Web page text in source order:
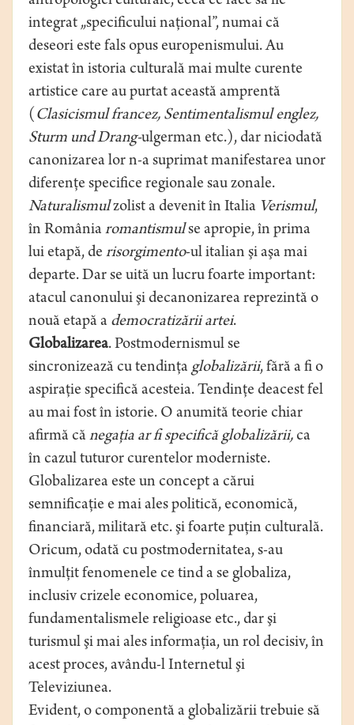
integrat „specificului naţional”, numai că
deseori este fals opus europenismului. Au
existat în istoria culturală mai multe curente
artistice care au purtat această amprentă
( Clasicismul francez, Sentimentalismul englez,
Sturm und Drang-ulgerman etc.), dar niciodată
canonizarea lor n-a suprimat manifestarea unor
diferenţe specifice regionale sau zonale.
Naturalismulzolist a devenit în Italia Verismul,
în România romantismulse apropie, în prima
lui etapă, de risorgimento-ul italian şi aşa mai
departe. Dar se uită un lucru foarte important:
atacul canonului şi decanonizarea reprezintă o
nouă etapă a democratizării artei.
Globalizarea. Postmodernismul se
sincronizează cu tendinţa globalizării, fără a fi o
aspiraţie specifică acesteia. Tendinţe deacest fel
au mai fost în istorie. O anumită teorie chiar
afirmă că negaţia ar fi specifică globalizării, ca
în cazul tuturor curentelor moderniste.
Globalizarea este un concept a cărui
semnificaţie e mai ales politică, economică,
financiară, militară etc. şi foarte puţin culturală.
Oricum, odată cu postmodernitatea, s-au
înmulţit fenomenele ce tind a se globaliza,
inclusiv crizele economice, poluarea,
fundamentalismele religioase etc., dar şi
turismul şi mai ales informaţia, un rol decisiv, în
acest proces, avându-l Internetul şi
Televiziunea.
Evident, o componentă a globalizării trebuie să